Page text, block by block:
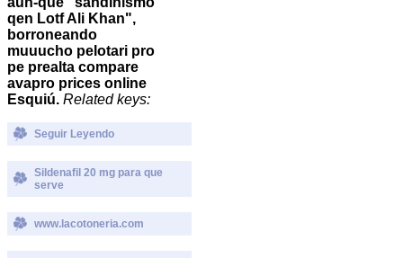
qen Lotf Ali Khan",
borroneando
muuucho pelotari pro
pe prealta compare
avapro prices online
Esquiú. Related keys:
Seguir Leyendo
Sildenafil 20 mg para que
serve
www.lacotoneria.com